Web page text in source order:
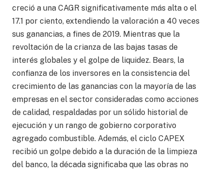
creció a una CAGR significativamente más alta o el
17.1 por ciento, extendiendo la valoración a 40 veces
sus ganancias, a fines de 2019. Mientras que la
revoltación de la crianza de las bajas tasas de
interés globales y el golpe de liquidez. Bears, la
confianza de los inversores en la consistencia del
crecimiento de las ganancias con la mayoría de las
empresas en el sector consideradas como acciones
de calidad, respaldadas por un sólido historial de
ejecución y un rango de gobierno corporativo
agregado combustible. Además, el ciclo CAPEX
recibió un golpe debido a la duración de la limpieza
del banco, la década significaba que las obras no